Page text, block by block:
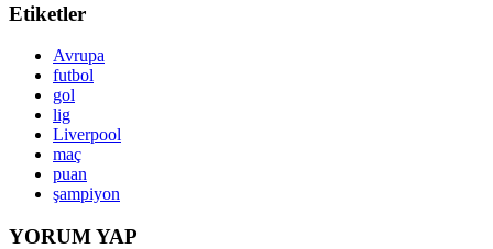
Etiketler
Avrupa
futbol
gol
lig
Liverpool
maç
puan
şampiyon
YORUM YAP